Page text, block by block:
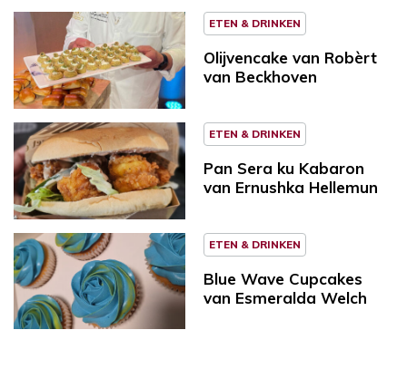
ETEN & DRINKEN
Olijvencake van Robèrt
van Beckhoven
ETEN & DRINKEN
Pan Sera ku Kabaron
van Ernushka Hellemun
ETEN & DRINKEN
Blue Wave Cupcakes
van Esmeralda Welch